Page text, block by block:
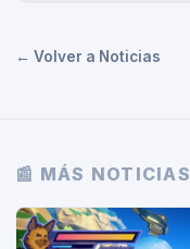
← Volver a Noticias
📰 MÁS NOTICIAS